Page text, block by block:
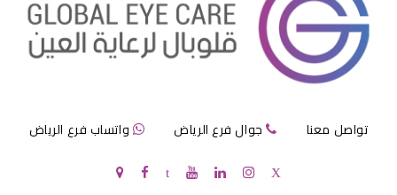
مرض الماء الازرق بالعين
تواصل معنا جوال فرع الرياض واتساب فرع الرياض